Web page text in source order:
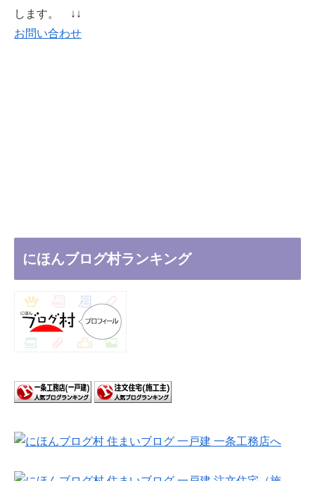
します。 ↓↓
お問い合わせ
にほんブログ村ランキング